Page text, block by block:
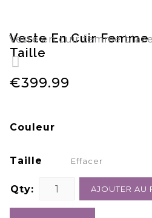
Veste En Cuir Femme
Taille
Veste en cuir femme
€399.99
Couleur
Taille Effacer
Qty: AJOUTER AU